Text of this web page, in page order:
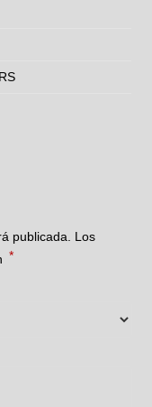
publicada. Los
*